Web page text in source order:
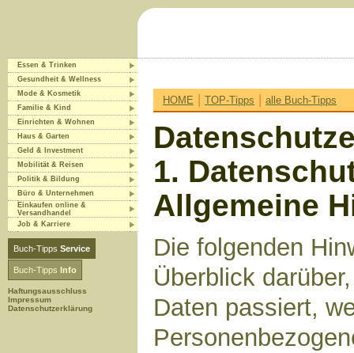
Essen & Trinken
Gesundheit & Wellness
Mode & Kosmetik
Familie & Kind
Einrichten & Wohnen
Haus & Garten
Geld & Investment
Mobilität & Reisen
Politik & Bildung
Büro & Unternehmen
Einkaufen online &
Versandhandel
Job & Karriere
Buch-Tipps Service
Buch-Tipps Info
Haftungsausschluss
Impressum
Datenschutzerklärung
HOME | TOP-Tipps | alle Buch-Tipps
1.
Allgemeine
Die folgenden
Überblick
Daten passiert,